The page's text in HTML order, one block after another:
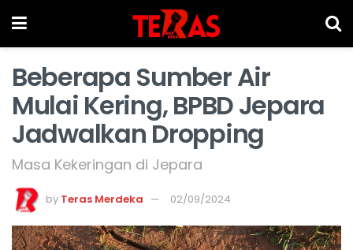
Beberapa Sumber Air
Mulai Kering, BPBD Jepara
Jadwalkan Dropping
Masa Kekeringan di Jepara
by Teras Merdeka 02/09/2024